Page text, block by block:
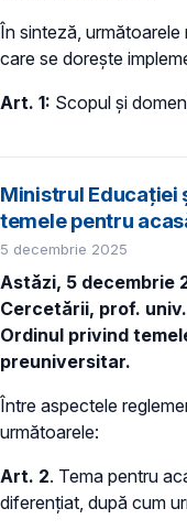
În sinteză,
care se dorește
Art. 1: Scopul și
Ministrul Educației
temele pentru
5 decembrie 2025
Astăzi, 5 decembrie
Cercetării, prof.
Ordinul privind
preuniversitar.
Între aspectele
următoarele:
Art. 2. Tema pentru
diferențiat, după cum